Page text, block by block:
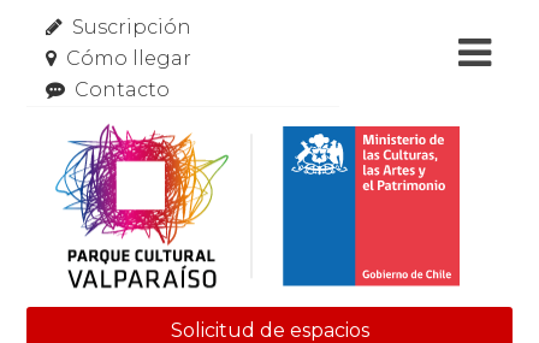
Suscripción
Cómo llegar
Contacto
Solicitud de espacios